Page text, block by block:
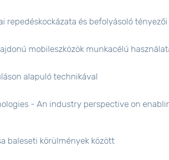
repedéskockázata és befolyásoló tényezői
mobileszközök munkacélú
alapuló technikával
- An industry perspective on
baleseti körülmények között